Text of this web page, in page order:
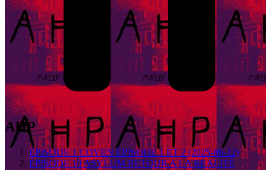
AHP
ÉPISODE 1 COVEN ÉPISODE 1 ET 2 (2025-06-22)
ÉPISODE 10 ASYLUM RETOUR A LA RÉALITÉ